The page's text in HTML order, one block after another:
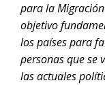
para la
objetivo
los países para
personas que se
las actuales